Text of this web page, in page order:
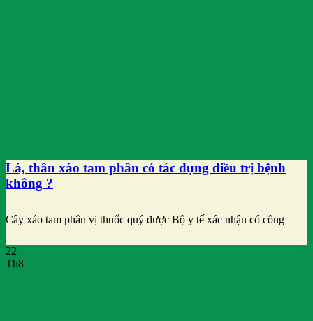
Lá, thân xáo tam phân có tác dụng điều trị bệnh
không ?
Cây xáo tam phân vị thuốc quý được Bộ y tế xác nhận có công
22
Th8